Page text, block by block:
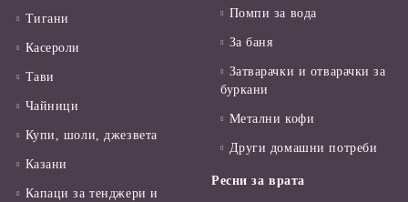
Тигани
Касероли
Тави
Чайници
Купи, шоли, джезвета
Казани
Капаци за тенджери и
Помпи за вода
За баня
Затварачки и отварачки за
буркани
Метални кофи
Други домашни потреби
Ресни за врата